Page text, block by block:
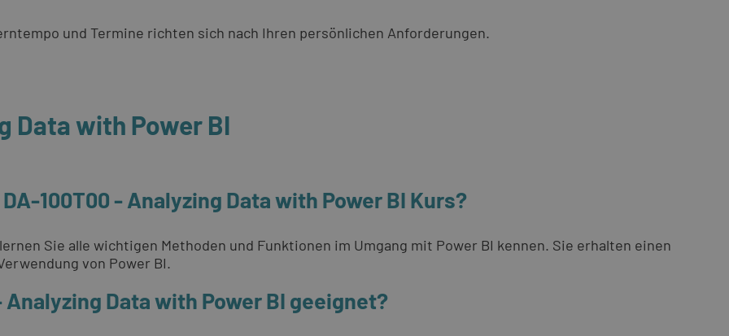
und Termine richten sich nach Ihren persönlichen Anforderungen.
Data with Power BI
100T00 - Analyzing Data with Power BI Kurs?
Sie alle wichtigen Methoden und Funktionen im Umgang mit Power BI kennen. Sie erhalten einen
von Power BI.
Data with Power BI geeignet?